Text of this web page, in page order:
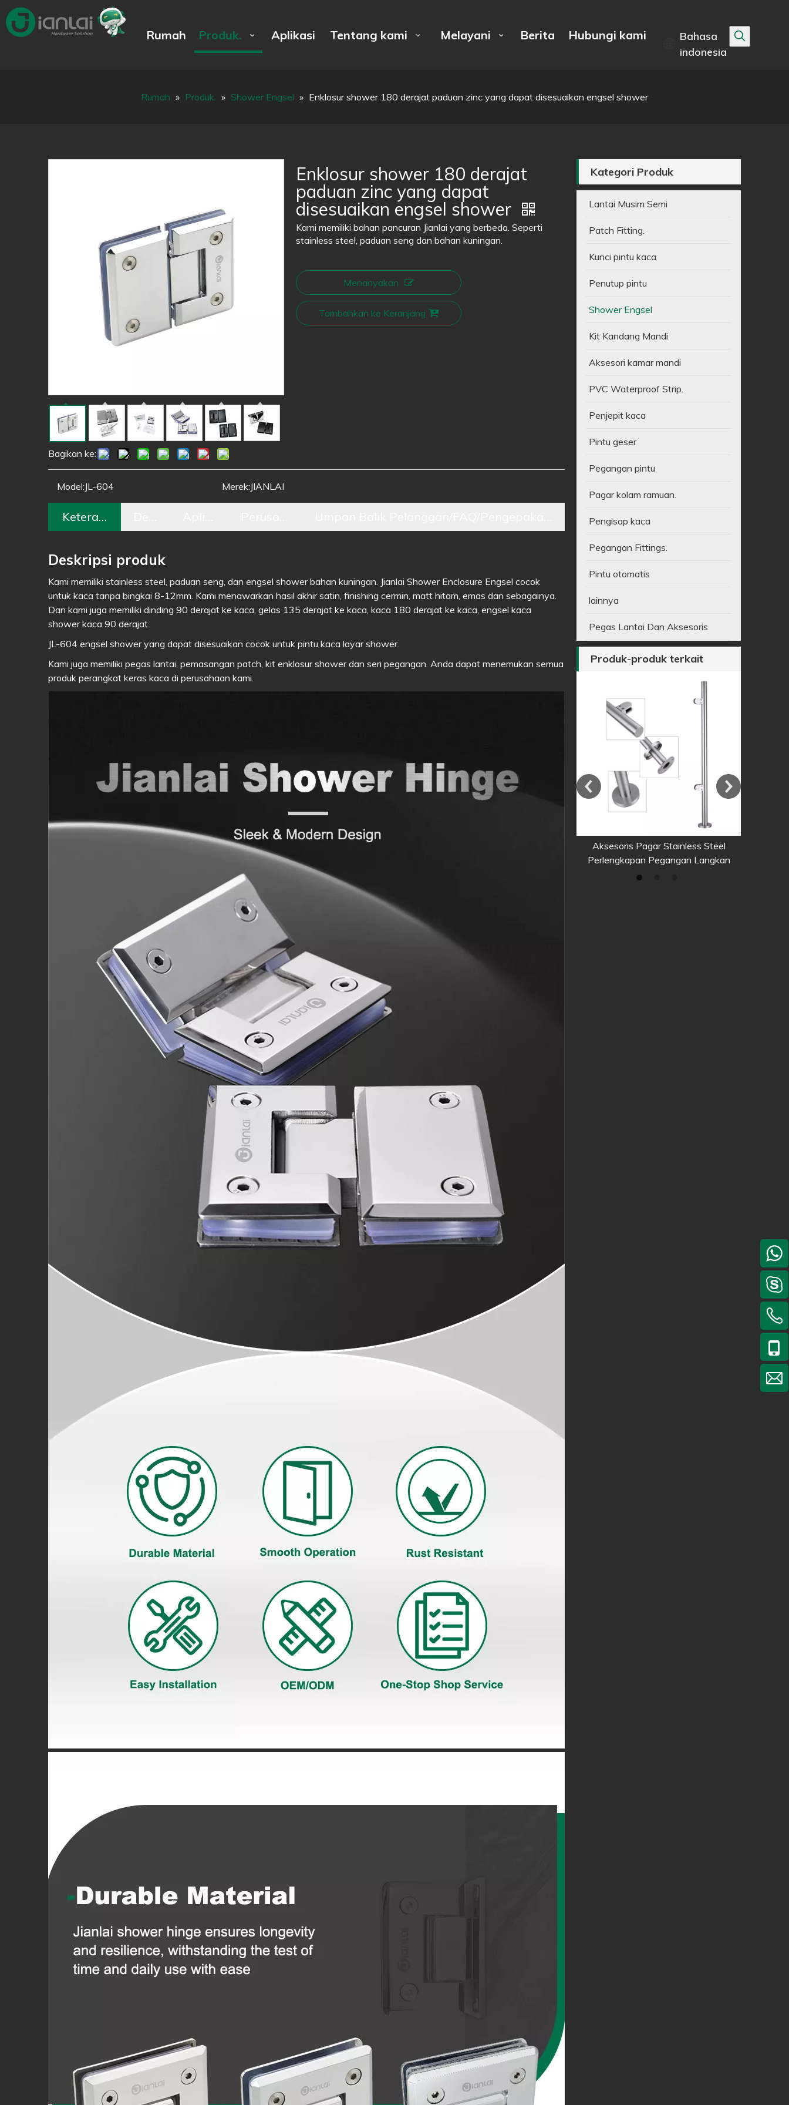
Rumah Produk. Aplikasi Tentang kami Melayani Berita Hubungi kami
Bahasa
indonesia
Rumah » Produk. » Shower Engsel » Enklosur shower 180 derajat paduan zinc yang dapat disesuaikan engsel shower
Bagikan ke:
Enklosur shower 180 derajat
paduan zinc yang dapat
disesuaikan engsel shower
Kami memiliki bahan pancuran Jianlai yang berbeda. Seperti
stainless steel, paduan seng dan bahan kuningan.
Menanyakan
Tambahkan ke Keranjang
Model:JL-604 Merek:JIANLAI
Keterangan Umpan Balik Pelanggan/FAQ/Pengepakan & Pengiriman
Deskripsi produk
Kami memiliki stainless steel, paduan seng, dan engsel shower bahan kuningan. Jianlai Shower Enclosure Engsel cocok
untuk kaca tanpa bingkai 8-12mm. Kami menawarkan hasil akhir satin, finishing cermin, matt hitam, emas dan sebagainya.
Dan kami juga memiliki dinding 90 derajat ke kaca, gelas 135 derajat ke kaca, kaca 180 derajat ke kaca, engsel kaca
shower kaca 90 derajat.
JL-604 engsel shower yang dapat disesuaikan cocok untuk pintu kaca layar shower.
Kami juga memiliki pegas lantai, pemasangan patch, kit enklosur shower dan seri pegangan. Anda dapat menemukan semua
produk perangkat keras kaca di perusahaan kami.
Kategori Produk
Lantai Musim Semi
Patch Fitting.
Kunci pintu kaca
Penutup pintu
Shower Engsel
Kit Kandang Mandi
Aksesori kamar mandi
PVC Waterproof Strip.
Penjepit kaca
Pintu geser
Pegangan pintu
Pagar kolam ramuan.
Pengisap kaca
Pegangan Fittings.
Pintu otomatis
lainnya
Pegas Lantai Dan Aksesoris
Produk-produk terkait
Aksesoris Pagar Stainless Steel
Perlengkapan Pegangan Langkan